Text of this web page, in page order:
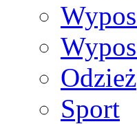
Odzież
Sport